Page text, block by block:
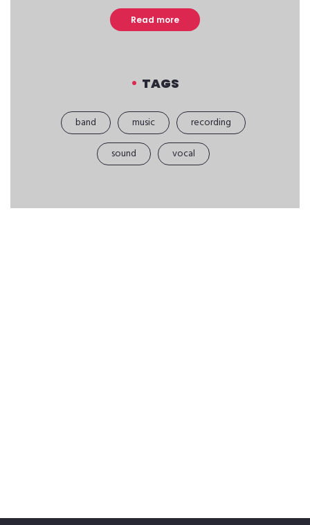
Read more
TAGS
band music
recording
sound
vocal